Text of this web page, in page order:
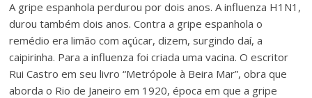
A gripe espanhola perdurou por dois anos. A influenza H1N1,
durou também dois anos. Contra a gripe espanhola o
remédio era limão com açúcar, dizem, surgindo daí, a
caipirinha. Para a influenza foi criada uma vacina. O escritor
Rui Castro em seu livro “Metrópole à Beira Mar”, obra que
aborda o Rio de Janeiro em 1920, época em que a gripe